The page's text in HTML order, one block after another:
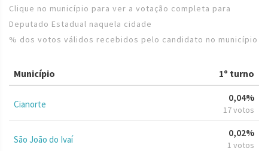
Clique no município para ver a votação completa para
Deputado Estadual naquela cidade
% dos votos válidos recebidos pelo candidato no município
Município 1º turno
Cianorte
0,04%
17 votos
São João do Ivaí
0,02%
1 votos